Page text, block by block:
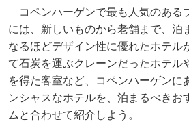
コペンハーゲンで最も人気のある
には、新しいものから老舗まで、泊
なるほどデザイン性に優れたホテル
て石炭を運ぶクレーンだったホテル
を得た客室など、コペンハーゲンに
ンシャスなホテルを、泊まるべきお
ムと合わせて紹介しよう。